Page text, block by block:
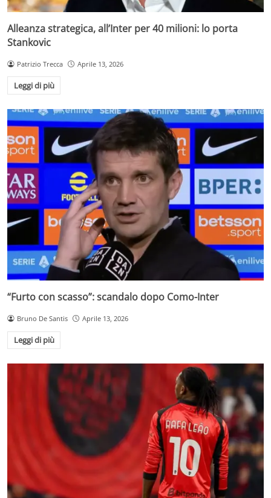
Alleanza strategica, all’Inter per 40 milioni: lo porta
Stankovic
Patrizio Trecca Aprile 13, 2026
Leggi di più
“Furto con scasso”: scandalo dopo Como-Inter
Bruno De Santis Aprile 13, 2026
Leggi di più